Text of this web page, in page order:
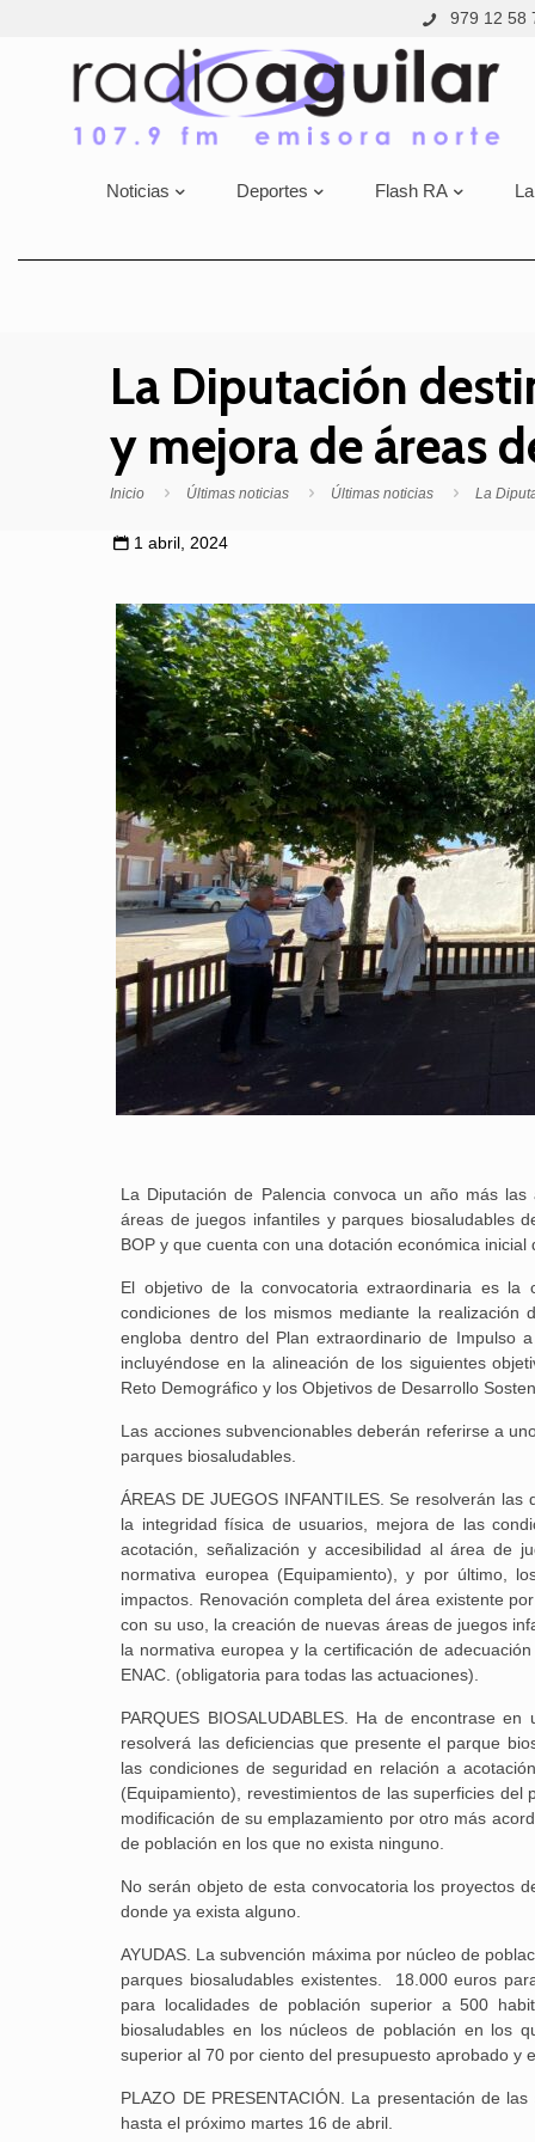
979 12 58
Noticias Deportes Flash RA
La Diputación
y mejora de áreas
Inicio Últimas noticias Últimas noticias La
1 abril, 2024
La Diputación de Palencia convoca un año más
áreas de juegos infantiles y parques biosaludables
BOP y que cuenta con una dotación económica inicial
El objetivo de la convocatoria extraordinaria es
condiciones de los mismos mediante la realización
engloba dentro del Plan extraordinario de Impulso
incluyéndose en la alineación de los siguientes
Reto Demográfico y los Objetivos de Desarrollo
Las acciones subvencionables deberán referirse a
parques biosaludables.
ÁREAS DE JUEGOS INFANTILES. Se resolverán
la integridad física de usuarios, mejora de las
acotación, señalización y accesibilidad al área de
normativa europea (Equipamiento), y por último,
impactos. Renovación completa del área existente
con su uso, la creación de nuevas áreas de juegos
la normativa europea y la certificación de
ENAC. (obligatoria para todas las actuaciones).
PARQUES BIOSALUDABLES. Ha de encontrase
resolverá las deficiencias que presente el parque
las condiciones de seguridad en relación a
(Equipamiento), revestimientos de las superficies
modificación de su emplazamiento por otro más
de población en los que no exista ninguno.
No serán objeto de esta convocatoria los proyectos
donde ya exista alguno.
AYUDAS. La subvención máxima por núcleo de
parques biosaludables existentes. 18.000 euros
para localidades de población superior a 500
biosaludables en los núcleos de población en los
superior al 70 por ciento del presupuesto aprobado y
PLAZO DE PRESENTACIÓN. La presentación de
hasta el próximo martes 16 de abril.